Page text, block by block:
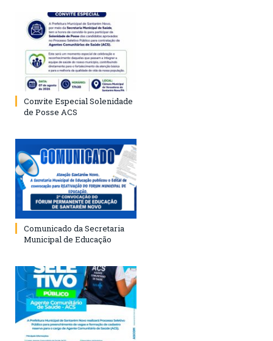
Convite Especial Solenidade
de Posse ACS
Comunicado da Secretaria
Municipal de Educação